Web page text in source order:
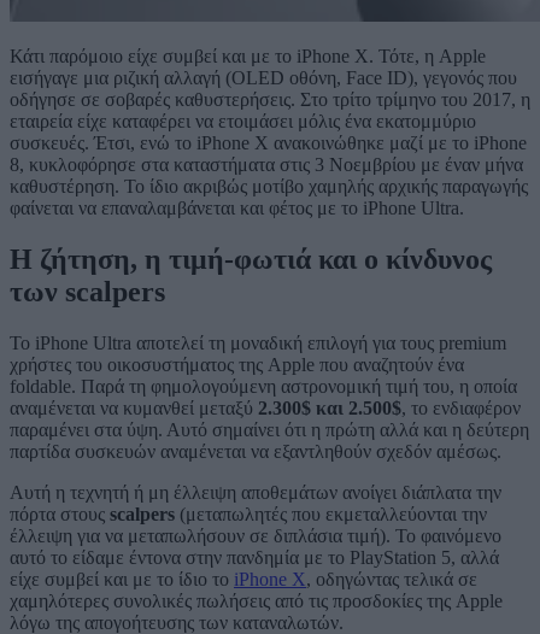
Κάτι παρόμοιο είχε συμβεί και με το iPhone X. Τότε, η Apple
εισήγαγε μια ριζική αλλαγή (OLED οθόνη, Face ID), γεγονός που
οδήγησε σε σοβαρές καθυστερήσεις. Στο τρίτο τρίμηνο του 2017, η
εταιρεία είχε καταφέρει να ετοιμάσει μόλις ένα εκατομμύριο
συσκευές. Έτσι, ενώ το iPhone X ανακοινώθηκε μαζί με το iPhone
8, κυκλοφόρησε στα καταστήματα στις 3 Νοεμβρίου με έναν μήνα
καθυστέρηση. Το ίδιο ακριβώς μοτίβο χαμηλής αρχικής παραγωγής
φαίνεται να επαναλαμβάνεται και φέτος με το iPhone Ultra.
Η ζήτηση, η τιμή-φωτιά και ο κίνδυνος
των scalpers
Το iPhone Ultra αποτελεί τη μοναδική επιλογή για τους premium
χρήστες του οικοσυστήματος της Apple που αναζητούν ένα
foldable. Παρά τη φημολογούμενη αστρονομική τιμή του, η οποία
αναμένεται να κυμανθεί μεταξύ 2.300$ και 2.500$, το ενδιαφέρον
παραμένει στα ύψη. Αυτό σημαίνει ότι η πρώτη αλλά και η δεύτερη
παρτίδα συσκευών αναμένεται να εξαντληθούν σχεδόν αμέσως.
Αυτή η τεχνητή ή μη έλλειψη αποθεμάτων ανοίγει διάπλατα την
πόρτα στους scalpers (μεταπωλητές που εκμεταλλεύονται την
έλλειψη για να μεταπωλήσουν σε διπλάσια τιμή). Το φαινόμενο
αυτό το είδαμε έντονα στην πανδημία με το PlayStation 5, αλλά
είχε συμβεί και με το ίδιο το iPhone X, οδηγώντας τελικά σε
χαμηλότερες συνολικές πωλήσεις από τις προσδοκίες της Apple
λόγω της απογοήτευσης των καταναλωτών.